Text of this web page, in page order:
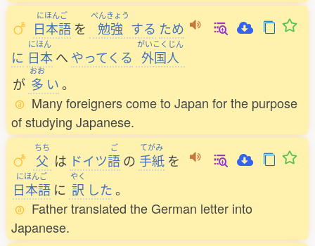
にほんご
日本語 を
べんきょう
勉強 する ため
に
にほん
日本 へ やってくる
がいこくじん
外国人
が
おお
多 い。
Many foreigners come to Japan for the purpose
of studying Japanese.
ちち
父 は ドイツ
ご
語の
てがみ
手紙 を
にほんご
日本語 に
やく
訳 した。
Father translated the German letter into
Japanese.